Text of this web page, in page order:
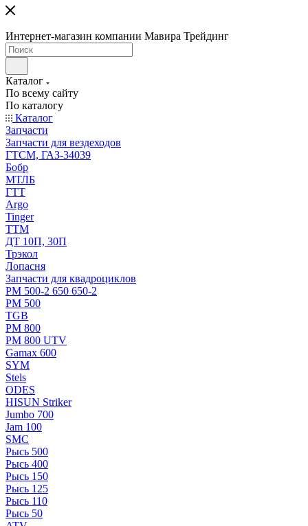
Интернет-магазин компании Мавира Трейдинг
Каталог
По всему сайту
По каталогу
Каталог
Запчасти
Запчасти для вездеходов
ГТСМ, ГАЗ-34039
Бобр
МТЛБ
ГТТ
Argo
Tinger
ТТМ
ДТ 10П, 30П
Трэкол
Лопасня
Запчасти для квадроциклов
РМ 500-2 650 650-2
РМ 500
TGB
РМ 800
РМ 800 UTV
Gamax 600
SYM
Stels
ОDЕS
HISUN Striker
Jumbo 700
Jam 100
SMC
Рысь 500
Рысь 400
Рысь 150
Рысь 125
Рысь 110
Рысь 50